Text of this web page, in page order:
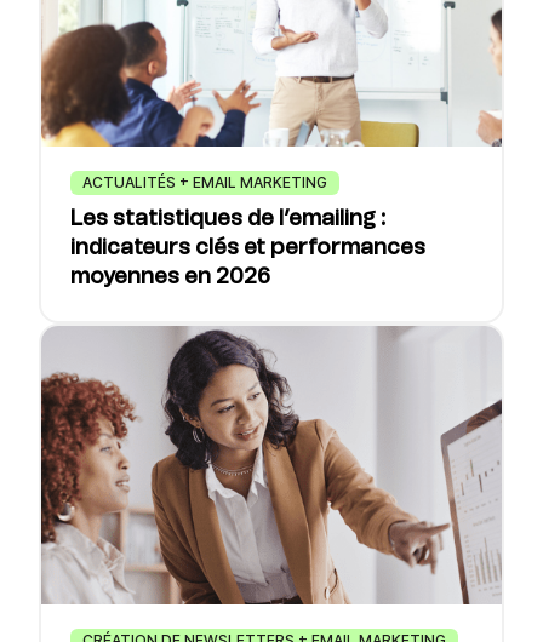
ACTUALITÉS + EMAIL MARKETING
Les statistiques de l’emailing :
indicateurs clés et performances
moyennes en 2026